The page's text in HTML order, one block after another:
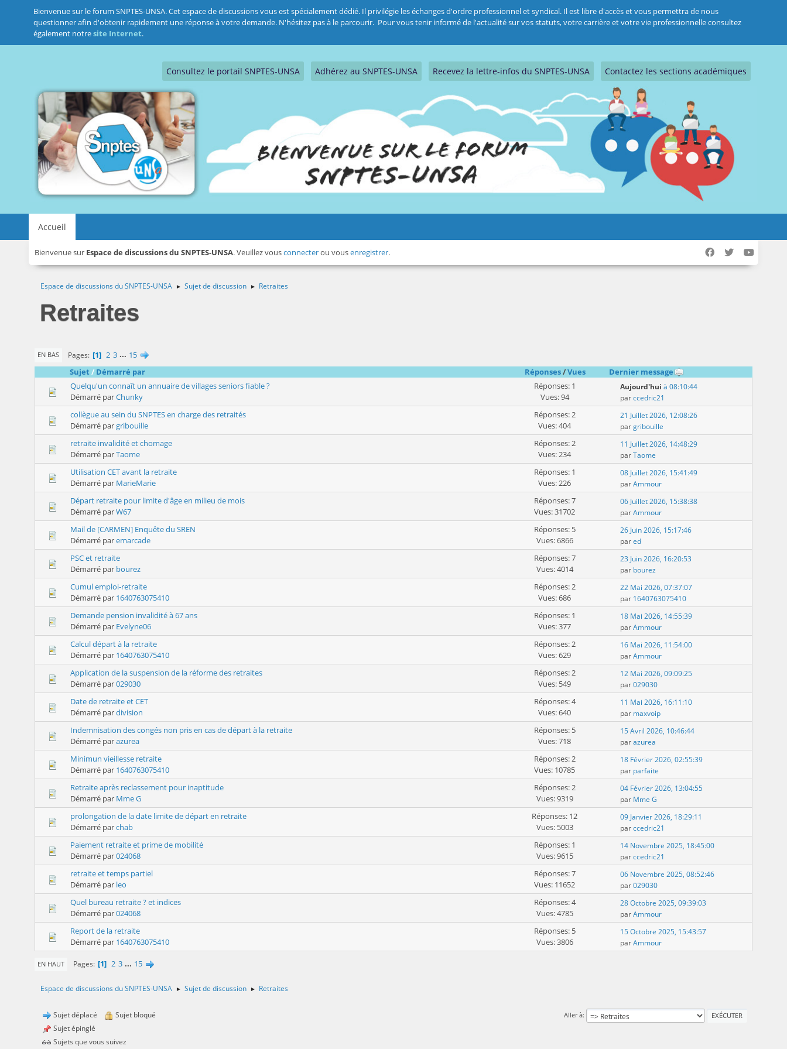
Bienvenue sur le forum SNPTES-UNSA. Cet espace de discussions vous est spécialement dédié. Il privilégie les échanges d'ordre professionnel et syndical. Il est libre d'accès et vous permettra de nous
questionner afin d'obtenir rapidement une réponse à votre demande. N'hésitez pas à le parcourir. Pour vous tenir informé de l'actualité sur vos statuts, votre carrière et votre vie professionnelle consultez
également notresite Internet.
Consultez le portail SNPTES-UNSA Adhérez au SNPTES-UNSA Recevez la lettre-infos du SNPTES-UNSA Contactez les sections académiques
Accueil
Bienvenue sur Espace de discussions du SNPTES-UNSA. Veuillez vousconnecterou vousenregistrer.
Espace de discussions du SNPTES-UNSA ► Sujet de discussion ► Retraites
Retraites
EN BAS Pages 1 2 3 ... 15
Sujet / Démarré par Réponses/Vues
Dernier message
Quelqu'un connaît un annuaire de villages seniors fiable ?
Démarré parChunky
Réponses: 1
Vues: 94
Aujourd'hui à 08:10:44
parccedric21
collègue au sein du SNPTES en charge des retraités
Démarré pargribouille
Réponses: 2
Vues: 404
21 Juillet 2026, 12:08:26
pargribouille
retraite invalidité et chomage
Démarré parTaome
Réponses: 2
Vues: 234
11 Juillet 2026, 14:48:29
parTaome
Utilisation CET avant la retraite
Démarré par MarieMarie
Réponses: 1
Vues: 226
08 Juillet 2026, 15:41:49
parAmmour
Départ retraite pour limite d'âge en milieu de mois
Démarré parW67
Réponses: 7
Vues: 31702
06 Juillet 2026, 15:38:38
parAmmour
Mail de [CARMEN] Enquête du SREN
Démarré paremarcade
Réponses: 5
Vues: 6866
26 Juin 2026, 15:17:46
pared
PSC et retraite
Démarré par bourez
Réponses: 7
Vues: 4014
23 Juin 2026, 16:20:53
par bourez
Cumul emploi-retraite
Démarré par 1640763075410
Réponses: 2
Vues: 686
22 Mai 2026, 07:37:07
par 1640763075410
Demande pension invalidité à 67 ans
Démarré par Evelyne06
Réponses: 1
Vues: 377
18 Mai 2026, 14:55:39
parAmmour
Calcul départ à la retraite
Démarré par 1640763075410
Réponses: 2
Vues: 629
16 Mai 2026, 11:54:00
parAmmour
Application de la suspension de la réforme des retraites
Démarré par029030
Réponses: 2
Vues: 549
12 Mai 2026, 09:09:25
par029030
Date de retraite et CET
Démarré pardivision
Réponses: 4
Vues: 640
11 Mai 2026, 16:11:10
par maxvoip
Indemnisation des congés non pris en cas de départ à la retraite
Démarré parazurea
Réponses: 5
Vues: 718
15 Avril 2026, 10:46:44
parazurea
Minimun vieillesse retraite
Démarré par 1640763075410
Réponses: 2
Vues: 10785
18 Février 2026, 02:55:39
par parfaite
Retraite après reclassement pour inaptitude
Démarré par Mme G
Réponses: 2
Vues: 9319
04 Février 2026, 13:04:55
par Mme G
prolongation de la date limite de départ en retraite
Démarré parchab
Réponses: 12
Vues: 5003
09 Janvier 2026, 18:29:11
parccedric21
Paiement retraite et prime de mobilité
Démarré par024068
Réponses: 1
Vues: 9615
14 Novembre 2025, 18:45:00
parccedric21
retraite et temps partiel
Démarré par leo
Réponses: 7
Vues: 11652
06 Novembre 2025, 08:52:46
par029030
Quel bureau retraite ? et indices
Démarré par024068
Réponses: 4
Vues: 4785
28 Octobre 2025, 09:39:03
parAmmour
Report de la retraite
Démarré par 1640763075410
Réponses: 5
Vues: 3806
15 Octobre 2025, 15:43:57
parAmmour
EN HAUT Pages 1 2 3 ... 15
Espace de discussions du SNPTES-UNSA ► Sujet de discussion ► Retraites
Aller à
Sujet déplacé
Sujet bloqué
Sujet épinglé
Sujets que vous suivez